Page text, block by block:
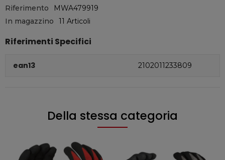
Riferimento
MWA479919
In magazzino
11 Articoli
Riferimenti Specifici
ean13 2102011233809
Della stessa categoria